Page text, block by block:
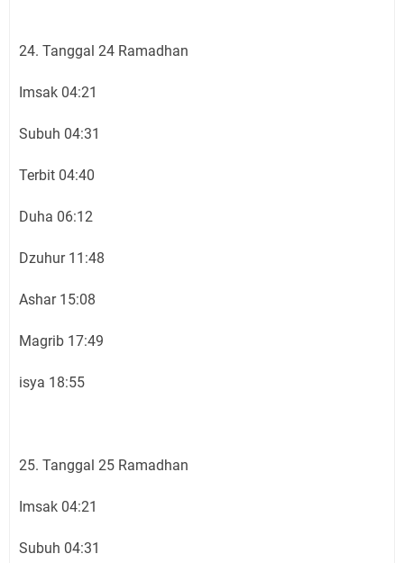
24. Tanggal 24 Ramadhan
Imsak 04:21
Subuh 04:31
Terbit 04:40
Duha 06:12
Dzuhur 11:48
Ashar 15:08
Magrib 17:49
isya 18:55
25. Tanggal 25 Ramadhan
Imsak 04:21
Subuh 04:31